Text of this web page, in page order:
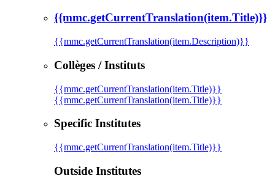
{{mmc.getCurrentTranslation(item.Title)}}
{{mmc.getCurrentTranslation(item.Description)}}
Collèges / Instituts
{{mmc.getCurrentTranslation(item.Title)}}
{{mmc.getCurrentTranslation(item.Title)}}
Specific Institutes
{{mmc.getCurrentTranslation(item.Title)}}
Outside Institutes